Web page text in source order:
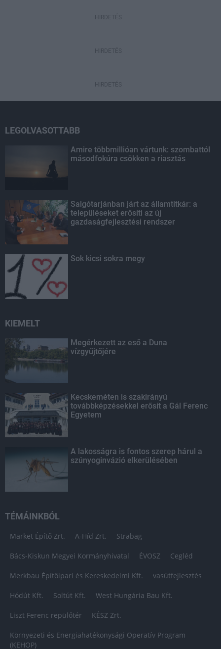
HIRDETÉS
HIRDETÉS
HIRDETÉS
LEGOLVASOTTABB
Amire többmillióan vártunk: szombattól
másodfokúra csökken a riasztás
Salgótarjánban járt az államtitkár: a
településeket erősíti az új
gazdaságfejlesztési rendszer
Sok kicsi sokra megy
KIEMELT
Megérkezett az eső a Duna
vízgyűjtőjére
Kecskeméten is szakirányú
továbbképzésekkel erősít a Gál Ferenc
Egyetem
A lakosságra is fontos szerep hárul a
szúnyoginvázió elkerülésében
TÉMÁINKBÓL
Market Építő Zrt. A-Híd Zrt. Strabag
Bács-Kiskun Megyei Kormányhivatal ÉVOSZ Cegléd
Merkbau Építőipari és Kereskedelmi Kft. vasútfejlesztés
Hódút Kft. Soltút Kft. West Hungária Bau Kft.
Liszt Ferenc repülőtér KÉSZ Zrt.
Környezeti és Energiahatékonysági Operatív Program
(KEHOP)